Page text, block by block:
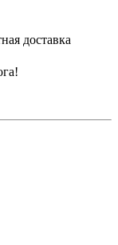
доставка